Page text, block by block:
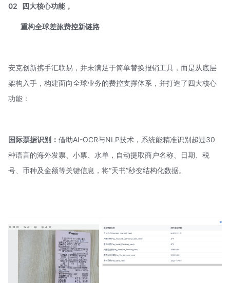
02 四大核心功能，
重构全球差旅费控新链路
安克创新携手汇联易，并未满足于简单替换报销工具，而是从底层
架构入手，构建面向全球业务的费控支撑体系，并打造了四大核心
功能：
国际票据识别： 借助AI-OCR与NLP技术，系统能精准识别超过30
种语言的海外发票、小票、水单，自动提取商户名称、日期、税
号、币种及金额等关键信息，将“天书”秒变结构化数据。